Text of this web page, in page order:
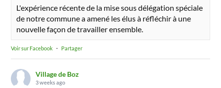
L'expérience récente de la mise sous délégation spéciale
de notre commune a amené les élus à réfléchir à une
nouvelle façon de travailler ensemble.
Voir sur Facebook · Partager
Village de Boz
3 weeks ago